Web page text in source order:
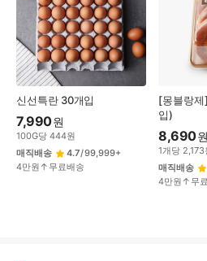
신선특란 30개입
7,990원
100G당 444원
매직배송
4.7/99,999+
4만원↑무료배송
[몽블랑
입)
8,690원
1개당 2,173
매직배송
4만원↑무